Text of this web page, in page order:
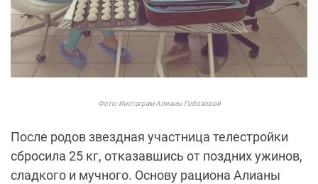
Фото: Инстаграм Алианы Гобозовой
После родов звездная участница телестройки
сбросила 25 кг, отказавшись от поздних ужинов,
сладкого и мучного. Основу рациона Алианы